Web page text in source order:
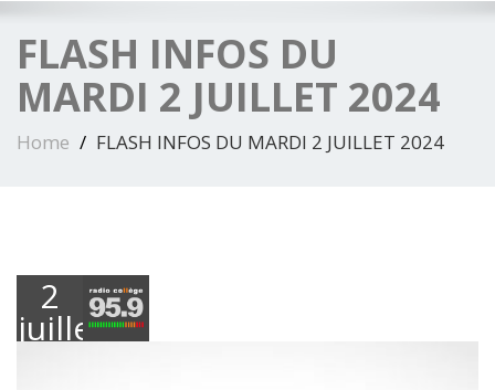
FLASH INFOS DU
MARDI 2 JUILLET 2024
Home FLASH INFOS DU MARDI 2 JUILLET 2024
2
juillet